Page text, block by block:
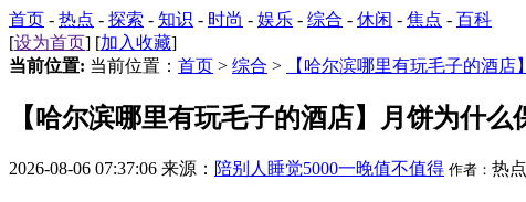
首页 - 热点 - 探索 - 知识 - 时尚 - 娱乐 - 综合 - 休闲 - 焦点 - 百科
[设为首页] [加入收藏]
当前位置: 当前位置： 首页 > 综合 > 【哈尔滨哪里有玩毛子的酒
【哈尔滨哪里有玩毛子的酒店】月饼为什么
2026-08-06 07:37:06 来源： 陪别人睡觉5000一晚值不值得 作者： 热点